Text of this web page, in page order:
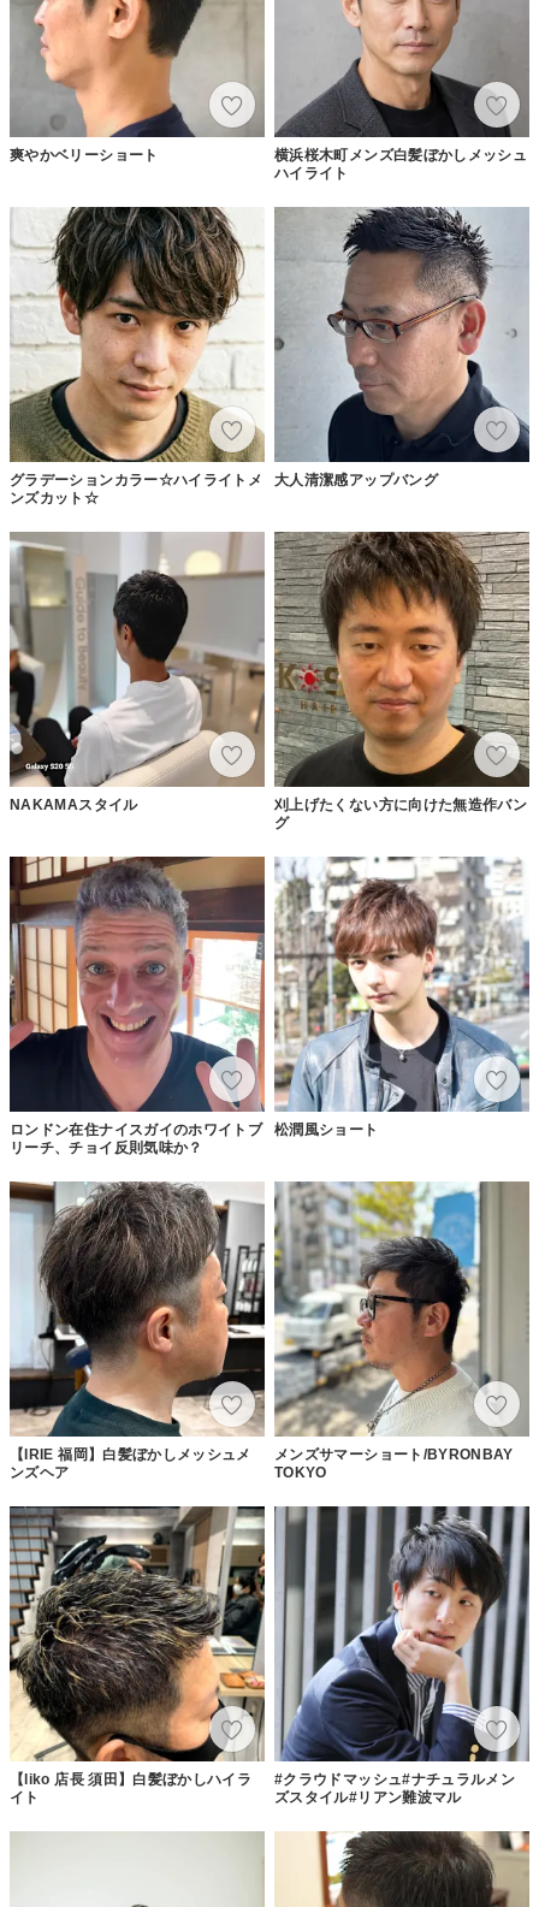
爽やかベリーショート
横浜桜木町メンズ白髪ぼかしメッシュ
ハイライト
グラデーションカラー☆ハイライトメ
ンズカット☆
大人清潔感アップバング
NAKAMAスタイル
刈上げたくない方に向けた無造作バン
グ
ロンドン在住ナイスガイのホワイトブ
リーチ、チョイ反則気味か？
松潤風ショート
【IRIE 福岡】白髪ぼかしメッシュメ
ンズヘア
メンズサマーショート/BYRONBAY
TOKYO
【liko 店長 須田】白髪ぼかしハイラ
イト
#クラウドマッシュ#ナチュラルメン
ズスタイル#リアン難波マル